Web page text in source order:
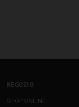
NEGOZIO
SHOP ONLINE